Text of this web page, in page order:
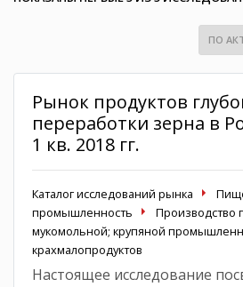
Рынок продуктов
переработки зерна в
1 кв. 2018 гг.
Каталог исследований рынка
промышленность
Производство
мукомольной; крупяной
крахмалопродуктов
Настоящее исследование